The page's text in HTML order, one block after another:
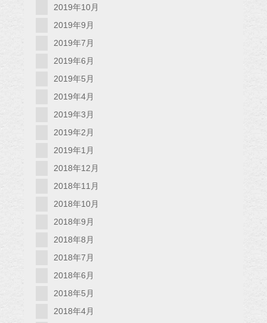
2019年10月
2019年9月
2019年7月
2019年6月
2019年5月
2019年4月
2019年3月
2019年2月
2019年1月
2018年12月
2018年11月
2018年10月
2018年9月
2018年8月
2018年7月
2018年6月
2018年5月
2018年4月